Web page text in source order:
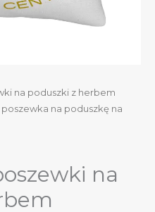
na poduszki z herbem
na poduszkę na
na